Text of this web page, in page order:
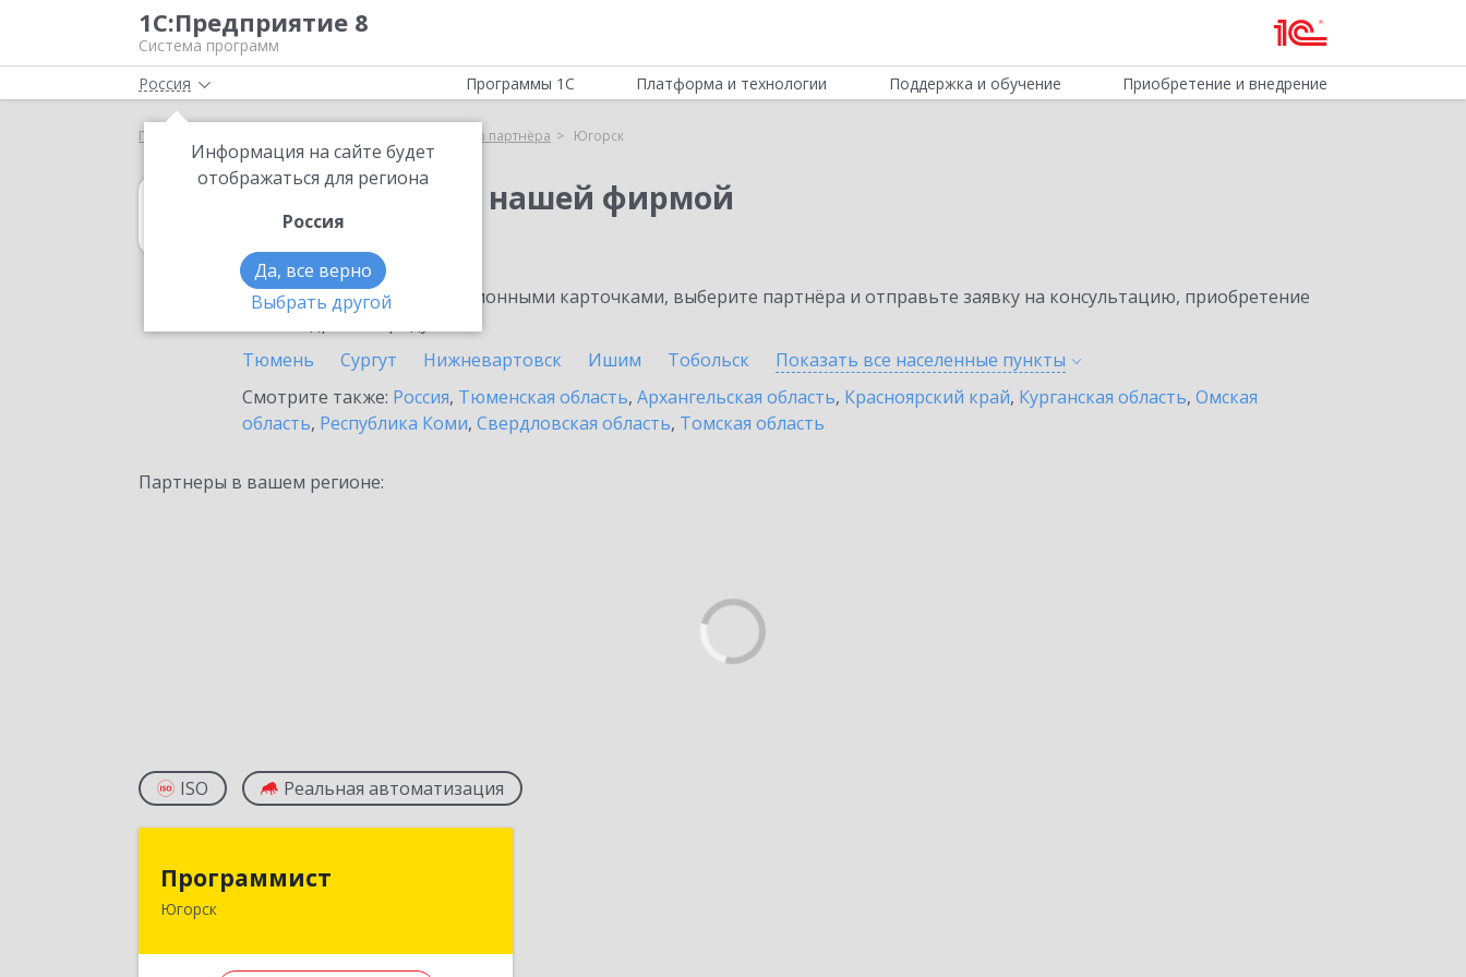
1С:Предприятие 8
Система программ
Россия
Информация на сайте будет
отображаться для региона
Россия
Да, все верно
Выбрать другой
Программы 1С Платформа и технологии Поддержка и обучение Приобретение и внедрение
Главная Выбор партнёра Югорск
1С:Управление нашей фирмой
в Югорске
Ознакомьтесь с информационными карточками, выберите партнёра и отправьте заявку на консультацию, приобретение
Тюмень
Сургут Нижневартовск Ишим Тобольск Показать все населенные пункты
Смотрите также: Россия, Тюменская область, Архангельская область, Красноярский край, Курганская область, Омская
область, Республика Коми, Свердловская область, Томская область
Партнеры в вашем регионе:
ISO Реальная автоматизация
Программист
Югорск
г, микрорайон Югорск-2, дом № 1,